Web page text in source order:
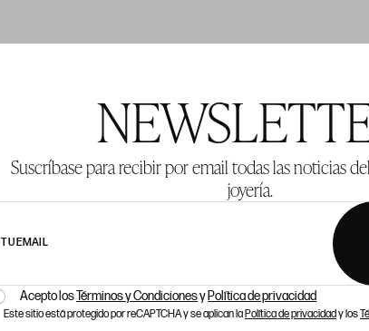
Suscríbase para recibir por email todas las noticias
joyería.
TU EMAIL
Acepto losTérminos y Condicionesy Política de privacidad
Este sitio está protegido por reCAPTCHA y se aplican laPolítica de privacidady los